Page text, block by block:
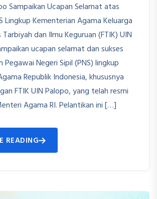
Sampaikan Ucapan Selamat atas
Lingkup Kementerian Agama Keluarga
dan Ilmu Keguruan (FTIK) UIN
ucapan selamat dan sukses
Pegawai Negeri Sipil (PNS) lingkup
Republik Indonesia, khususnya
FTIK UIN Palopo, yang telah resmi
Agama RI. Pelantikan ini […]
READING